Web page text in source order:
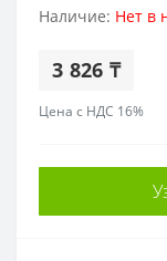
Наличие: Нет в
3 826 ₸
Цена с НДС 16%